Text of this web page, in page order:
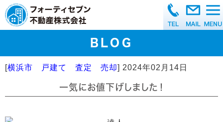
BLOG
[横浜市 戸建て 査定 売却] 2024年02月14日
一気にお値下げしました！